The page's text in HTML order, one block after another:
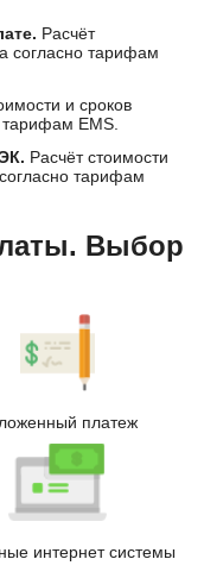
Расчёт
согласно тарифам
и сроков
тарифам EMS.
Расчёт стоимости
тарифам
Выбор
платеж
интернет системы